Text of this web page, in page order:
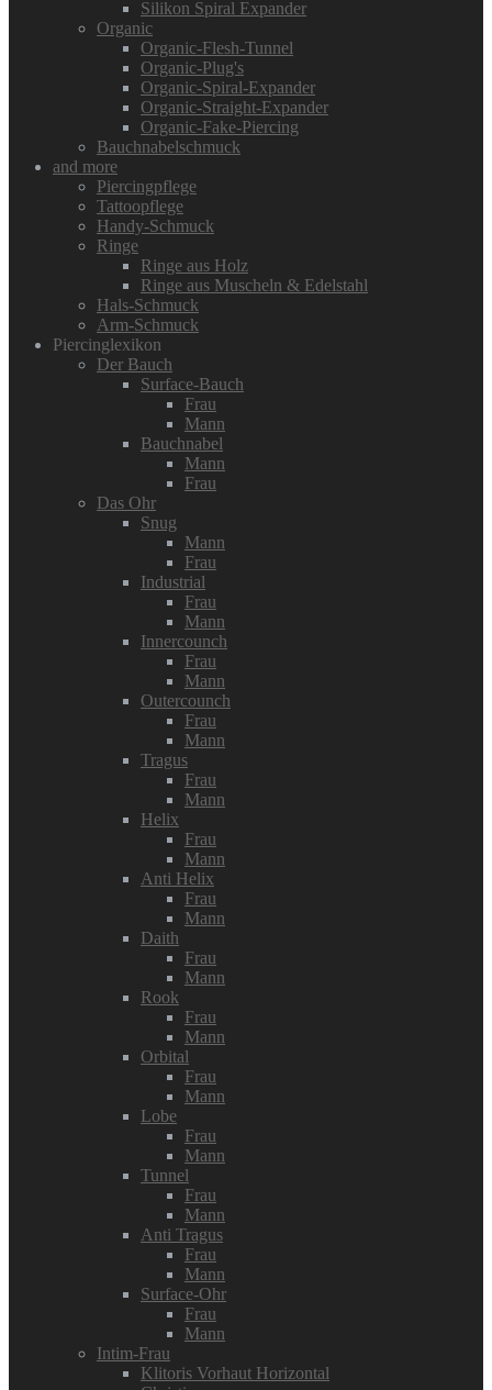
Silikon Spiral Expander
Organic
Organic-Flesh-Tunnel
Organic-Plug's
Organic-Spiral-Expander
Organic-Straight-Expander
Organic-Fake-Piercing
Bauchnabelschmuck
and more
Piercingpflege
Tattoopflege
Handy-Schmuck
Ringe
Ringe aus Holz
Ringe aus Muscheln & Edelstahl
Hals-Schmuck
Arm-Schmuck
Piercinglexikon
Der Bauch
Surface-Bauch
Frau
Mann
Bauchnabel
Mann
Frau
Das Ohr
Snug
Mann
Frau
Industrial
Frau
Mann
Innercounch
Frau
Mann
Outercounch
Frau
Mann
Tragus
Frau
Mann
Helix
Frau
Mann
Anti Helix
Frau
Mann
Daith
Frau
Mann
Rook
Frau
Mann
Orbital
Frau
Mann
Lobe
Frau
Mann
Tunnel
Frau
Mann
Anti Tragus
Frau
Mann
Surface-Ohr
Frau
Mann
Intim-Frau
Klitoris Vorhaut Horizontal